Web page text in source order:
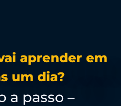
aprender em
um dia?
a passo –